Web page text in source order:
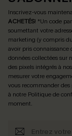
Inscrivez-vous
ACHETÉS! *Un code
soumettant votre
marketing (y compris
avoir pris connaissance
données collectées sur
des pixels intégrés à
mesurer votre
vous recommander
à notre Politique de
moment.